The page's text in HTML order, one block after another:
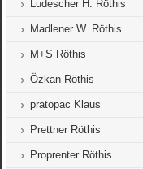
Ludescher H. Röthis
Madlener W. Röthis
M+S Röthis
Özkan Röthis
pratopac Klaus
Prettner Röthis
Proprenter Röthis